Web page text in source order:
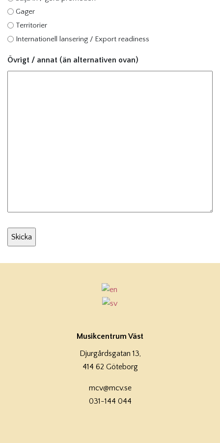
Gager
Territorier
Internationell lansering / Export readiness
Övrigt / annat (än alternativen ovan)
Musikcentrum Väst
Djurgårdsgatan 13,
414 62 Göteborg
mcv@mcv.se
031-144 044